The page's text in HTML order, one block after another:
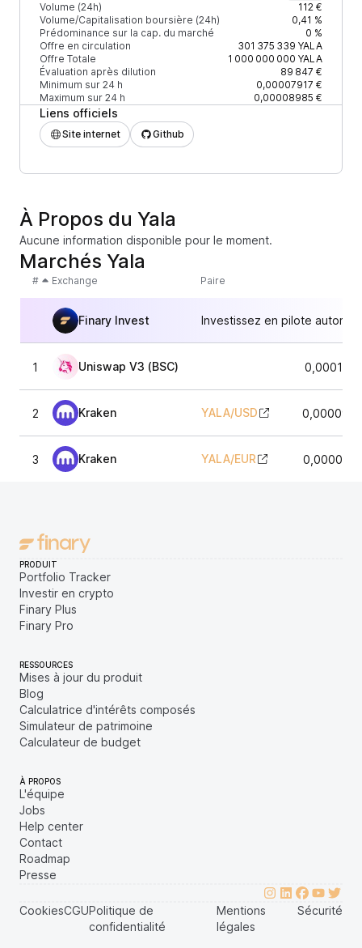
Volume (24h)
112 €
Volume/Capitalisation boursière (24h)
0,41 %
Prédominance sur la cap. du marché
0 %
Offre en circulation
301 375 339 YALA
Offre Totale
1 000 000 000 YALA
Évaluation après dilution
89 847 €
Minimum sur 24 h
0,00007917 €
Maximum sur 24 h
0,00008985 €
Liens officiels
Site internet Github
À Propos du Yala
Aucune information disponible pour le moment.
Marchés Yala
# Exchange Paire
Finary Invest Investissez en pilote
1 Uniswap V3 (BSC)
2 Kraken YALA/USD
3 Kraken YALA/EUR
PRODUIT
Portfolio Tracker
Investir en crypto
Finary Plus
Finary Pro
RESSOURCES
Mises à jour du produit
Blog
Calculatrice d'intérêts composés
Simulateur de patrimoine
Calculateur de budget
À PROPOS
L'équipe
Jobs
Help center
Contact
Roadmap
Presse
CookiesCGUPolitique de
confidentialité
Mentions
légales
Sécurité